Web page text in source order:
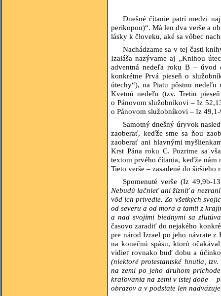
Dnešné čítanie patrí medzi
perikopou)“. Má len dva verše a
lásky k človeku, aké sa vôbec
Nachádzame sa v tej časti
Izaiáša nazývame aj „Knihou
adventná nedeľa roku B –
konkrétne Prvá pieseň o
útechy“), na Piatu pôstnu
Kvetnú nedeľu (tzv. Tretiu
o Pánovom služobníkovi – Iz
o Pánovom služobníkovi – Iz
Samotný dnešný úryvok
zaoberať, keďže sme sa ňou
zaoberať ani hlavnými
Krst Pána roku C. Pozrime sa
textom prvého čítania, keďže
Tieto verše – zasadené do
Spomenuté verše (Iz 49,9b-
Nebudú lačnieť ani žízniť a
vôd ich privedie. Zo všetkých
od severu a od mora a tamtí z
a nad svojimi biednymi sa zľutúva
časovo zaradiť do nejakého
pre národ Izrael po jeho návrate
na konečnú spásu, ktorú
vidieť rovnako buď dobu a
(niektoré protestantské hnutia,
na zemi po jeho druhom
kraľovania na zemi v istej dobe –
obrazov a v podstate len